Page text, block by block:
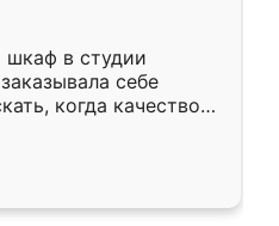
шкаф в студии
себе
когда качеством
кухня уже почти